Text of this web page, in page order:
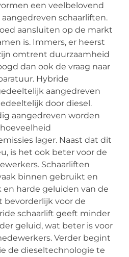
een veelbelovend
schaarliften.
aansluiten op de markt
is. Immers, er heerst
omtrent duurzaamheid
dan ook de vraag naar
Hybride
aangedreven
door diesel.
aangedreven worden
lager. Naast dat dit
is het ook beter voor de
Schaarliften
binnen gebruikt en
en harde geluiden van de
bevorderlijk voor de
schaarlift geeft minder
geluid, wat beter is voor
Verder begint
de dieseltechnologie te